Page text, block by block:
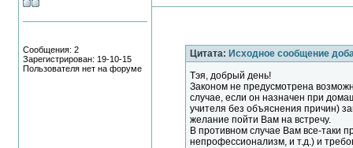
Сообщения: 2
Зарегистрирован: 19-10-15
Пользователя нет на форуме
Цитата: Исходное сообщение
Тэя, добрый день!
Законом не предусмотрена
случае, если он назначен при
учителя без объяснения причин)
желание пойти Вам на встречу.
В противном случае Вам все-таки
непрофессионализм, и т.д.) и